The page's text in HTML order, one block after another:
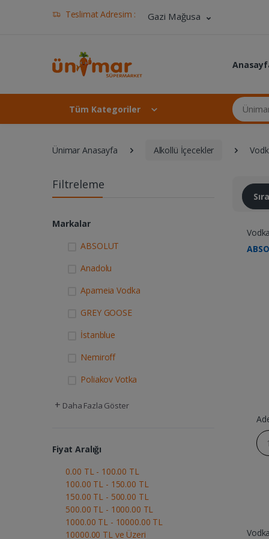
Teslimat Adresim : Gazi Mağusa
Tüm Kategoriler
Ünimar
Ünimar Anasayfa Alkollü İçecekler
Filtreleme
Markalar
ABSOLUT
Anadolu
Apameia Vodka
GREY GOOSE
İstanblue
Nemiroff
Poliakov Votka
+ Daha Fazla Göster
Fiyat Aralığı
0.00 TL - 100.00 TL
100.00 TL - 150.00 TL
150.00 TL - 500.00 TL
500.00 TL - 1000.00 TL
1000.00 TL - 10000.00 TL
10000.00 TL ve Üzeri
Vodka
Vodka